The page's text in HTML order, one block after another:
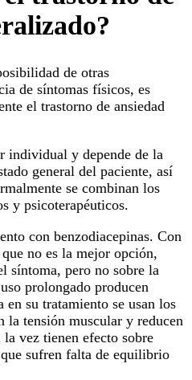
de otras
de síntomas físicos, es
el trastorno de ansiedad
individual y depende de la
general del paciente, así
se combinan los
y psicoterapéuticos.
con benzodiacepinas. Con
no es la mejor opción,
síntoma, pero no sobre la
prolongado producen
su tratamiento se usan los
la tensión muscular y reducen
vez tienen efecto sobre
sufren falta de equilibrio